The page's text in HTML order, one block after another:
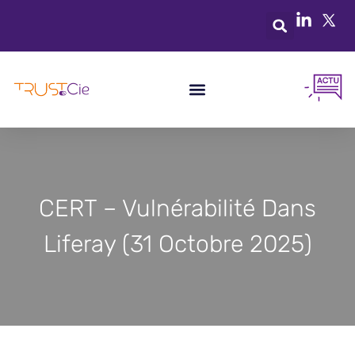
CERT – Vulnérabilité Dans
Liferay (31 Octobre 2025)